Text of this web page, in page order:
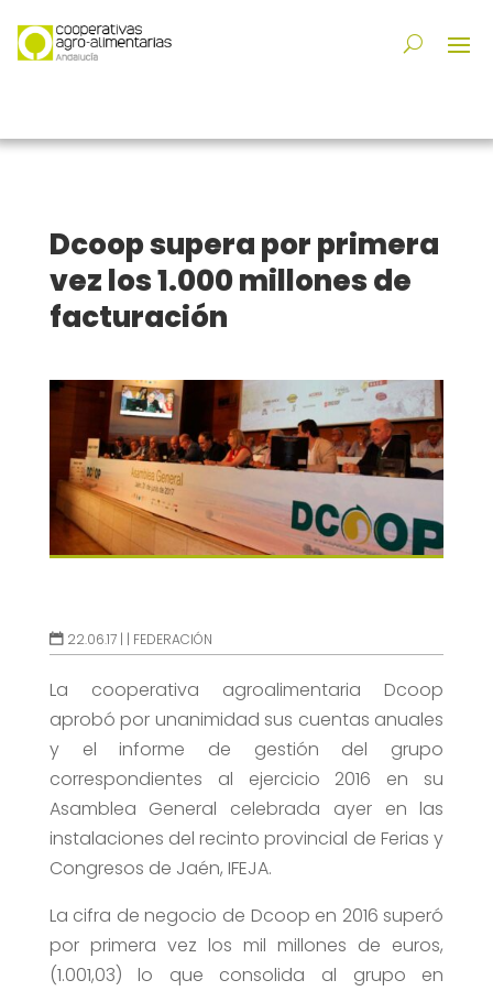
Dcoop supera por primera
vez los 1.000 millones de
facturación
22.06.17 | | FEDERACIÓN
La cooperativa agroalimentaria Dcoop
aprobó por unanimidad sus cuentas anuales
y el informe de gestión del grupo
correspondientes al ejercicio 2016 en su
Asamblea General celebrada ayer en las
instalaciones del recinto provincial de Ferias y
Congresos de Jaén, IFEJA.
La cifra de negocio de Dcoop en 2016 superó
por primera vez los mil millones de euros,
(1.001,03) lo que consolida al grupo en